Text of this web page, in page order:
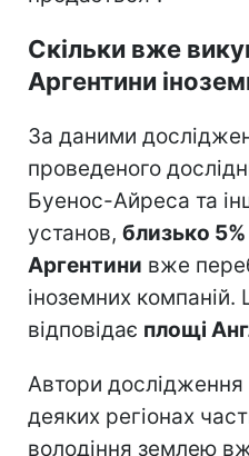
Скільки вже
Аргентини
За даними
проведеного
Буенос-Айреса та
установ, близько 5%
Аргентини вже
іноземних
відповідає площі
Автори
деяких регіонах
володіння землею